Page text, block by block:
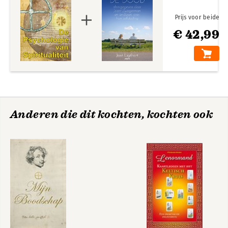
€ 42,99
Prijs voor beide
Anderen die dit kochten, kochten ook